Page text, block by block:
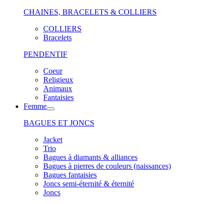
CHAINES, BRACELETS & COLLIERS
COLLIERS
Bracelets
PENDENTIF
Coeur
Religieux
Animaux
Fantaisies
Femme
BAGUES ET JONCS
Jacket
Trio
Bagues à diamants & alliances
Bagues à pierres de couleurs (naissances)
Bagues fantaisies
Joncs semi-éternité & éternité
Joncs